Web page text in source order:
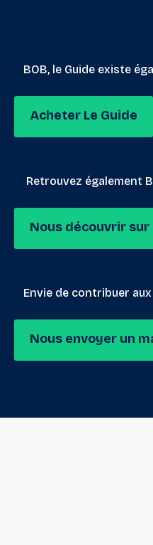
BOB, le Guide existe
Acheter Le Guide
Retrouvez également
Nous découvrir sur
Envie de contribuer
Nous envoyer un